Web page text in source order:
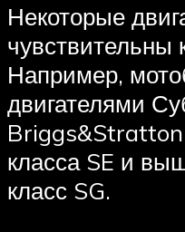
Некоторые
чувствительны
Например,
двигателями
класса SE и
класс SG.